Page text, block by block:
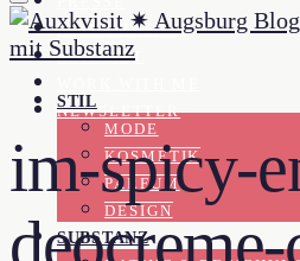
KOOPERATION
KONTAKT
NEWSLETTER
STIL
MODE
KOSMETIK
PARFUM
DESIGN
SUBSTANZ
im-spicy-